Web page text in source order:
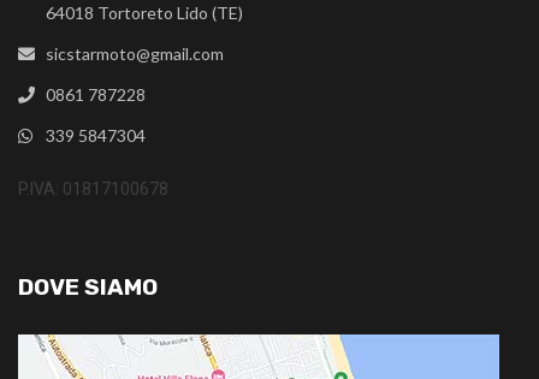
64018 Tortoreto Lido (TE)
sicstarmoto@gmail.com
0861 787228
339 5847304
P.IVA: 01817100678
DOVE SIAMO